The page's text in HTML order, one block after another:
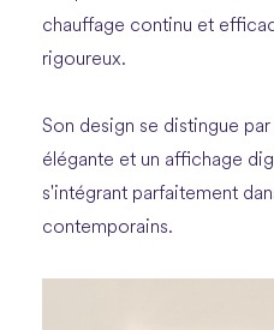
chauffage continu et
rigoureux.
Son design se distingue
élégante et un affichage
s'intégrant parfaitement
contemporains.